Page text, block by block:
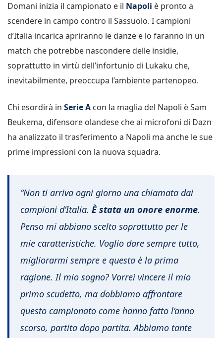
Domani inizia il campionato e il Napoli è pronto a
scendere in campo contro il Sassuolo. I campioni
d’Italia incarica apriranno le danze e lo faranno in un
match che potrebbe nascondere delle insidie,
soprattutto in virtù dell’infortunio di Lukaku che,
inevitabilmente, preoccupa l’ambiente partenopeo.
Chi esordirà in Serie A con la maglia del Napoli è Sam
Beukema, difensore olandese che ai microfoni di Dazn
ha analizzato il trasferimento a Napoli ma anche le sue
prime impressioni con la nuova squadra.
“Non ti arriva ogni giorno una chiamata dai
campioni d’Italia. È stata un onore enorme.
Penso mi abbiano scelto soprattutto per le
mie caratteristiche. Voglio dare sempre tutto,
migliorarmi sempre e questa è la prima
ragione. Il mio sogno? Vorrei vincere il mio
primo scudetto, ma dobbiamo affrontare
questo campionato come hanno fatto l’anno
scorso, partita dopo partita. Abbiamo tante